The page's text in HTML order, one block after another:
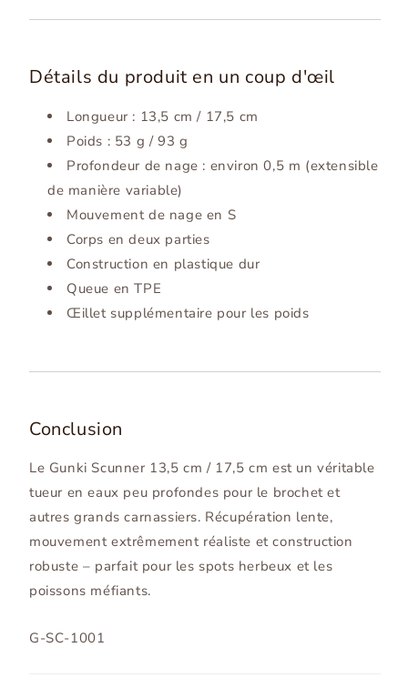
Détails du produit en un coup d'œil
Longueur : 13,5 cm / 17,5 cm
Poids : 53 g / 93 g
Profondeur de nage : environ 0,5 m (extensible
de manière variable)
Mouvement de nage en S
Corps en deux parties
Construction en plastique dur
Queue en TPE
Œillet supplémentaire pour les poids
Conclusion
Le Gunki Scunner 13,5 cm / 17,5 cm est un véritable
tueur en eaux peu profondes pour le brochet et
autres grands carnassiers. Récupération lente,
mouvement extrêmement réaliste et construction
robuste – parfait pour les spots herbeux et les
poissons méfiants.
SKU:
G-SC-1001